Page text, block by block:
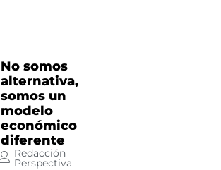
No somos
alternativa,
somos un
modelo
económico
diferente
Redacción
Perspectiva